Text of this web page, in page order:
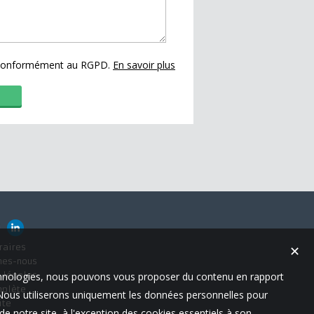
au RGPD. En savoir plus
nous
légales
✕
nous pouvons vous proposer du contenu en rapport
utiliserons uniquement les données personnelles pour